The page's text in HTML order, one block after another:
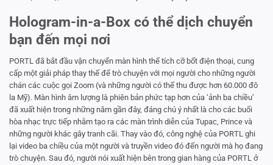
Hologram-in-a-Box có thể dịch chuyển
bạn đến mọi nơi
PORTL đã bắt đầu vận chuyển màn hình thể tích cỡ bốt điện thoại, cung
cấp một giải pháp thay thế để trò chuyện với mọi người cho những người
chán các cuộc gọi Zoom (và những người có thể thu được hơn 60.000 đô
la Mỹ). Màn hình âm lượng là phiên bản phức tạp hơn của ‘ảnh ba chiều’
đã xuất hiện trong những năm gần đây, đáng chú ý nhất là cho các buổi
hòa nhạc trực tiếp nhằm tạo ra các màn trình diễn của Tupac, Prince và
những người khác gây tranh cãi. Thay vào đó, công nghệ của PORTL ghi
lại video ba chiều của một người và truyền video đó đến người mà họ đang
trò chuyện. Sau đó, người nói xuất hiện bên trong gian hàng của PORTL ở